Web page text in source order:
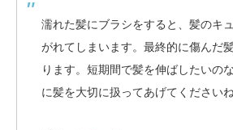
濡れた髪にブラシをすると、髪のキ
がれてしまいます。最終的に傷んだ
ります。短期間で髪を伸ばしたいの
に髪を大切に扱ってあげてくださいね